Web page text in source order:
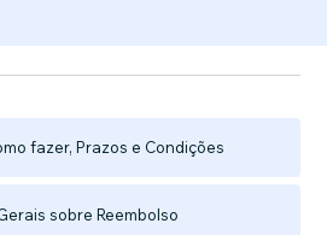
fazer, Prazos e Condições
sobre Reembolso